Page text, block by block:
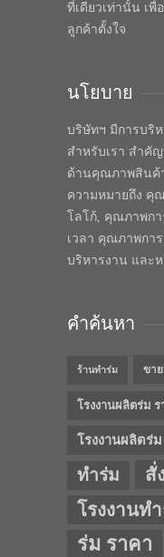
ที่เดียวเท่านั้น เ
ลูกค้าตั้งใจ
นโยบาย
บริษัทฯ มีการบริ
สำหรับเรา สำคั
ด้านคุณภาพสินค้
ความหมายถึง คุ
โลโก้, คุณภาพกา
เวลา คุณภาพกา
บริหารงาน และ
คำค้นหา
ร้านทำร่ม ขา
โรงงานผลิตร่ม
โรงงานผลิตร่ม
ทำร่ม
สั่
โรงงานท
ร่ม ราคา